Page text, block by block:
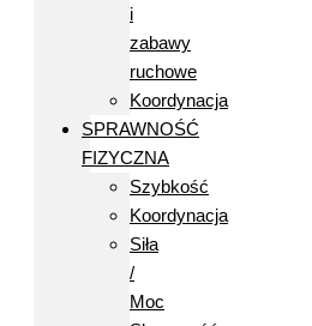
i
zabawy
ruchowe
Koordynacja
SPRAWNOŚĆ
FIZYCZNA
Szybkość
Koordynacja
Siła
/
Moc